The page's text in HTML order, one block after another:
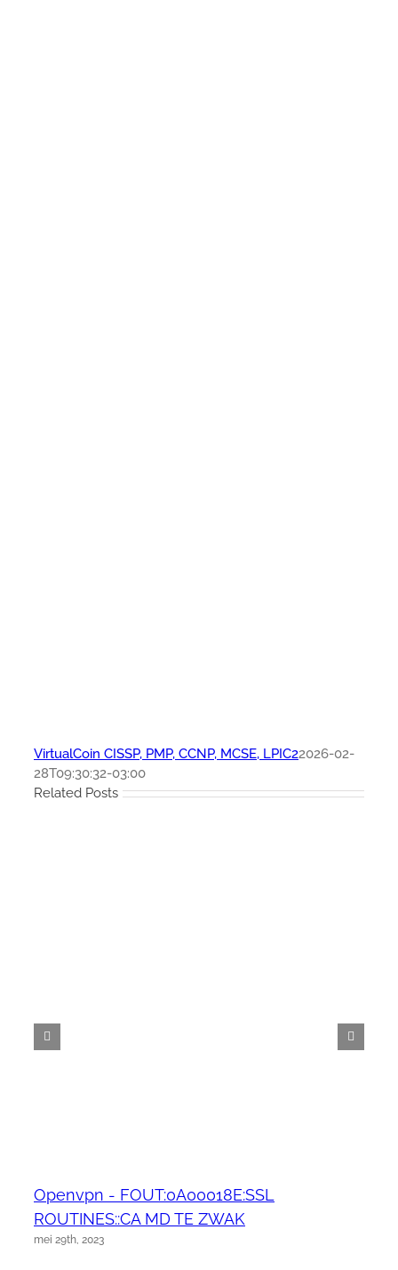
VirtualCoin CISSP, PMP, CCNP, MCSE, LPIC22026-02-
28T09:30:32-03:00
Related Posts
Openvpn - FOUT:0A00018E:SSL
ROUTINES::CA MD TE ZWAK
mei 29th, 2023